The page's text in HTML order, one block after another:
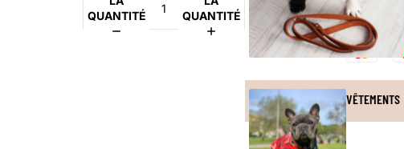
VÊTEMENTS
QUANTITÉ
QUANTITÉ